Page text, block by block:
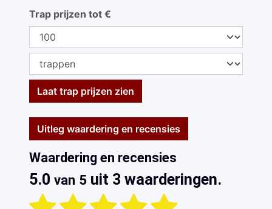
Trap prijzen tot €
Laat trap prijzen zien
Uitleg waardering en recensies
Waardering en recensies
5.0 van 5 uit 3 waarderingen.